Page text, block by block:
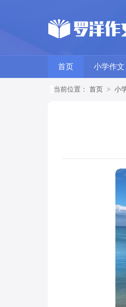
首页 小学作文
当前位置： 首页 > 小